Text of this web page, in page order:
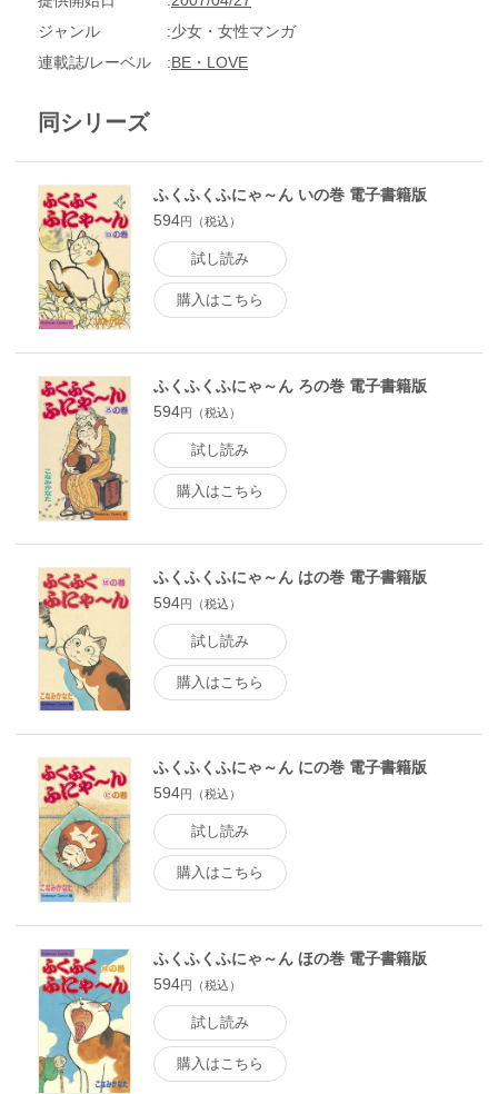
ジャンル
少女・女性マンガ
連載誌/レーベル
BE・LOVE
同シリーズ
ふくふくふにゃ～ん いの巻 電子書籍版
594円（税込）
試し読み
購入はこちら
ふくふくふにゃ～ん ろの巻 電子書籍版
594円（税込）
試し読み
購入はこちら
ふくふくふにゃ～ん はの巻 電子書籍版
594円（税込）
試し読み
購入はこちら
ふくふくふにゃ～ん にの巻 電子書籍版
594円（税込）
試し読み
購入はこちら
ふくふくふにゃ～ん ほの巻 電子書籍版
594円（税込）
試し読み
購入はこちら